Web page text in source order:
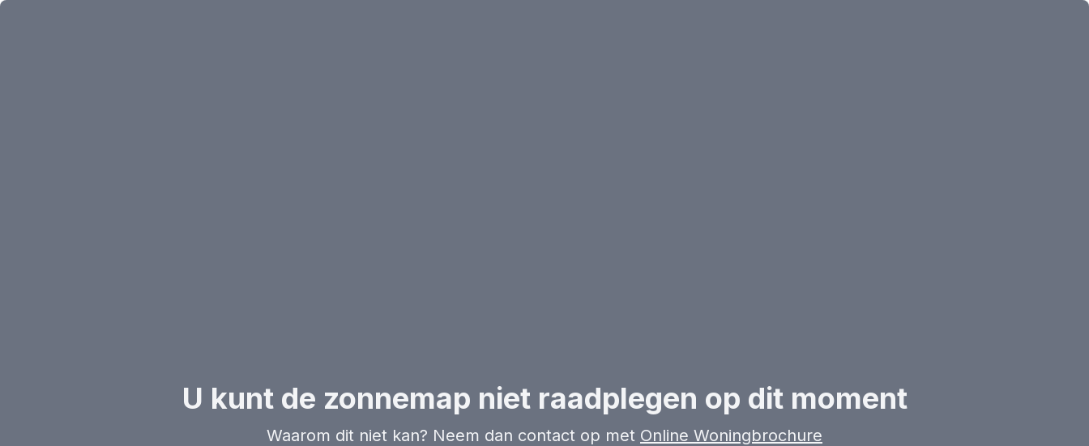
U kunt de zonnemap niet raadplegen op dit moment
Waarom dit niet kan? Neem dan contact op met Online Woningbrochure